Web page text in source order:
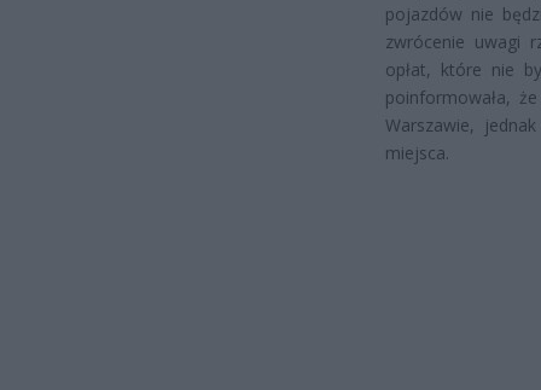
pojazdów nie
zwrócenie uwagi
opłat, które nie
poinformowała,
Warszawie,
miejsca.